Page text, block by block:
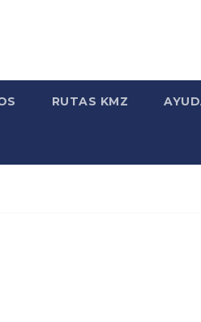
RUTAS KMZ